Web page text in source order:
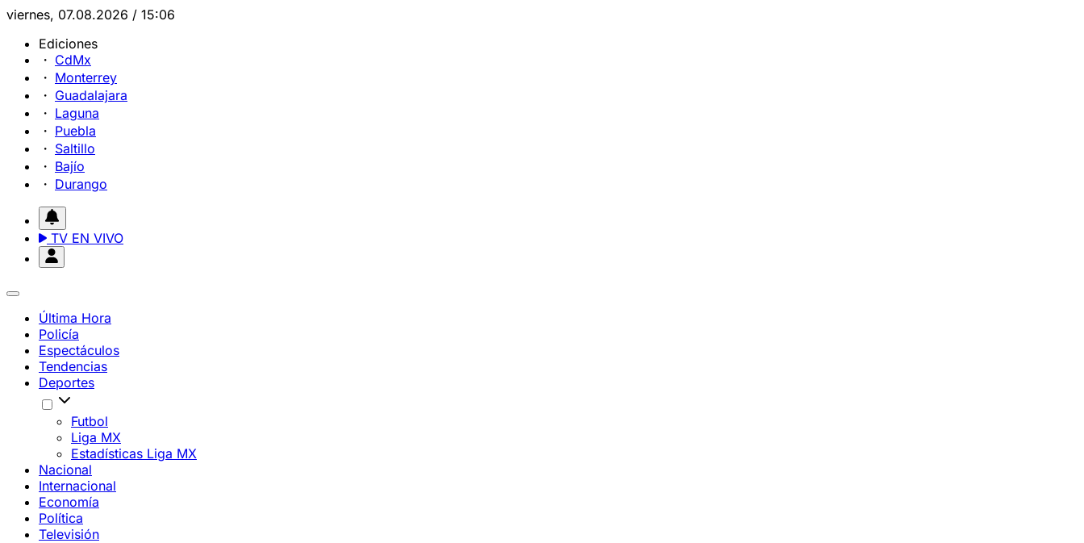
viernes, 07.08.2026 / 15:06
Ediciones
CdMx
Monterrey
Guadalajara
Laguna
Puebla
Saltillo
Bajío
Durango
TV EN VIVO
Última Hora
Policía
Espectáculos
Tendencias
Deportes
Futbol
Liga MX
Estadísticas Liga MX
Nacional
Internacional
Economía
Política
Televisión